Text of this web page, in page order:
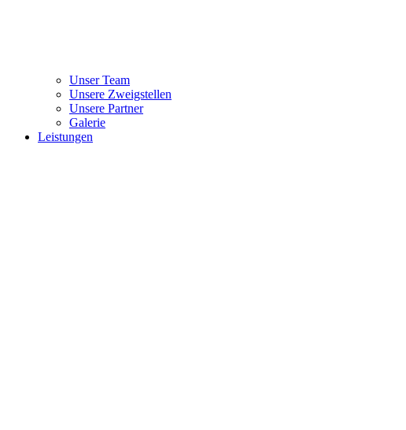
Unser Team
Unsere Zweigstellen
Unsere Partner
Galerie
Leistungen